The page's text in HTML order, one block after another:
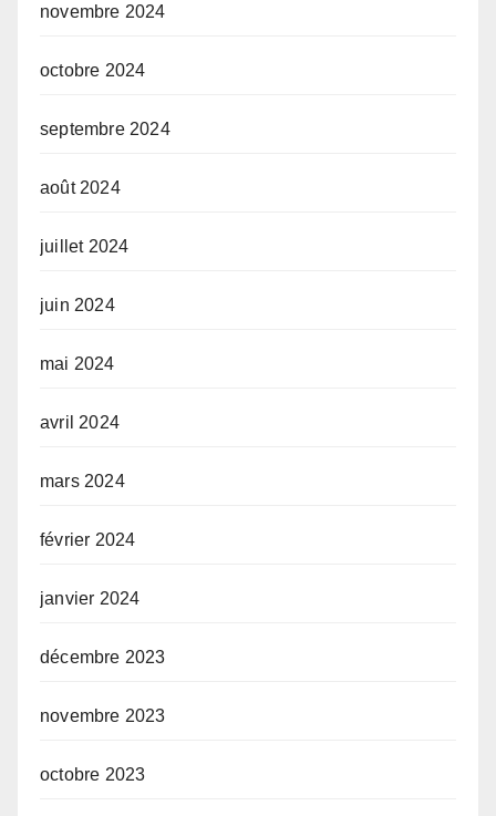
novembre 2024
octobre 2024
septembre 2024
août 2024
juillet 2024
juin 2024
mai 2024
avril 2024
mars 2024
février 2024
janvier 2024
décembre 2023
novembre 2023
octobre 2023